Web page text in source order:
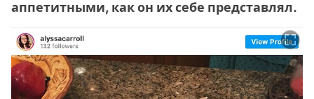
аппетитными, как он их себе представлял.